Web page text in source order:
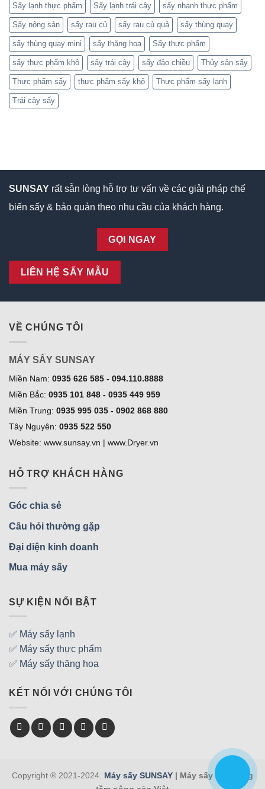
Sấy lạnh thực phẩm Sấy lạnh trái cây sấy nhanh thực phẩm
Sấy nông sản sấy rau củ sấy rau củ quả sấy thùng quay
sấy thùng quay mini sấy thăng hoa Sấy thực phẩm
sấy thực phẩm khô sấy trái cây sấy đảo chiều Thủy sản sấy
Thực phẩm sấy thực phẩm sấy khô Thực phẩm sấy lạnh
Trái cây sấy
SUNSAY rất sẵn lòng hỗ trợ tư vấn về các giải pháp chế
biến sấy & bảo quản theo nhu cầu của khách hàng.
GỌI NGAY
LIÊN HỆ SẤY MẪU
VỀ CHÚNG TÔI
MÁY SẤY SUNSAY
Miền Nam: 0935 626 585 - 094.110.8888
Miền Bắc: 0935 101 848 - 0935 449 959
Miền Trung: 0935 995 035 - 0902 868 880
Tây Nguyên: 0935 522 550
Website: www.sunsay.vn | www.Dryer.vn
HỖ TRỢ KHÁCH HÀNG
Góc chia sẻ
Câu hỏi thường gặp
Đại diện kinh doanh
Mua máy sấy
SỰ KIỆN NỔI BẬT
✅ Máy sấy lạnh
✅ Máy sấy thực phẩm
✅ Máy sấy thăng hoa
KẾT NỐI VỚI CHÚNG TÔI
Copyright ® 2021-2024. Máy sấy SUNSAY | Máy sấy việt nâng